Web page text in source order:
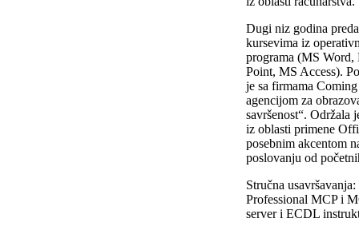
Dugi niz godina
kursevima iz
programa (MS
Point, MS Access).
je sa firmama
agencijom za
savršenost“. Održala
iz oblasti primene
posebnim akcentom
poslovanju od
Stručna
Professional MCP i
server i ECDL